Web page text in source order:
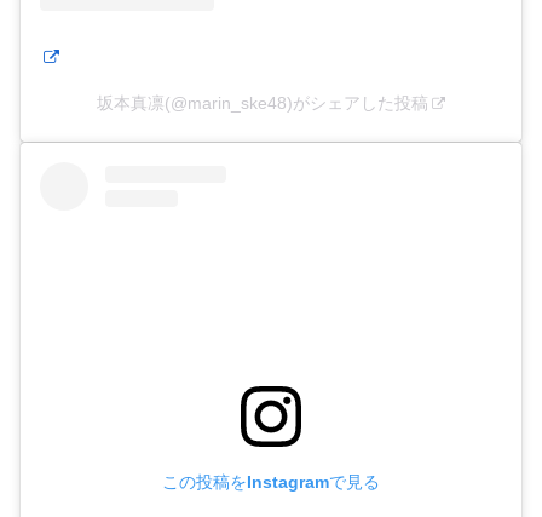
坂本真凛(@marin_ske48)がシェアした投稿
この投稿をInstagramで見る